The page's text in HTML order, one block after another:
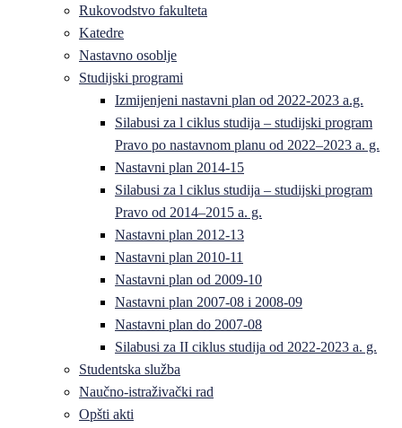
Rukovodstvo fakulteta
Katedre
Nastavno osoblje
Studijski programi
Izmijenjeni nastavni plan od 2022-2023 a.g.
Silabusi za l ciklus studija – studijski program
Pravo po nastavnom planu od 2022–2023 a. g.
Nastavni plan 2014-15
Silabusi za l ciklus studija – studijski program
Pravo od 2014–2015 a. g.
Nastavni plan 2012-13
Nastavni plan 2010-11
Nastavni plan od 2009-10
Nastavni plan 2007-08 i 2008-09
Nastavni plan do 2007-08
Silabusi za II ciklus studija od 2022-2023 a. g.
Studentska služba
Naučno-istraživački rad
Opšti akti